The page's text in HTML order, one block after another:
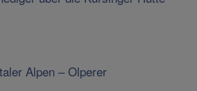
Alpen – Olperer